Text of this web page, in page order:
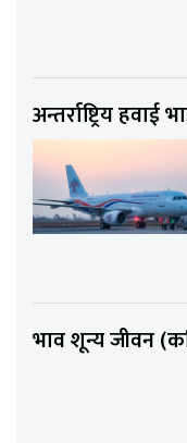
अन्तर्राष्ट्रिय
भाव शून्य जीवन